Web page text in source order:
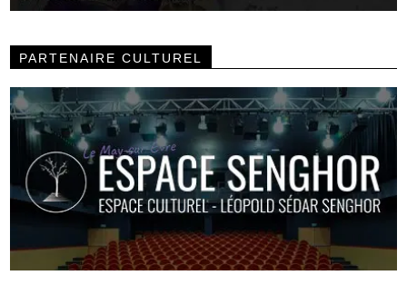
PARTENAIRE CULTUREL